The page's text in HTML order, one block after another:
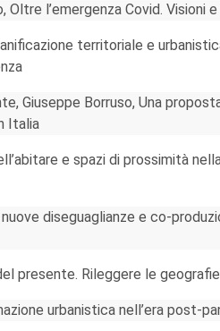
Oltre l’emergenza Covid. Visioni
territoriale e
Giuseppe Borruso, Una
Italia
e spazi di prossimità
diseguaglianze e co-
presente. Rileggere le
urbanistica nell’era post-